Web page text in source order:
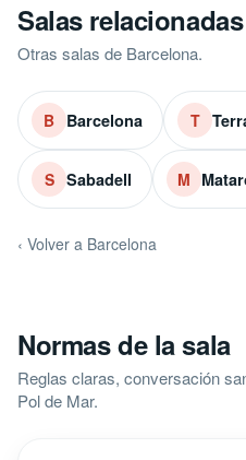
Salas relacionadas
Otras salas de Barcelona.
B Barcelona T
S Sabadell M
‹ Volver a Barcelona
Normas de la sala
Reglas claras, conversación
Pol de Mar.